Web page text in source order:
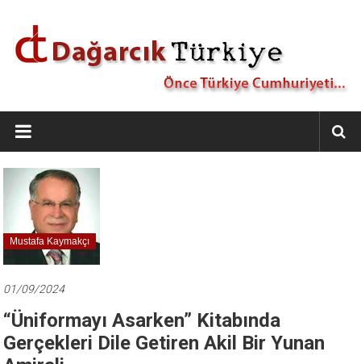
Dağarcık
Türkiye
Önce
Türkiye
Cumhuriyeti…
Mustafa Kaymakçı
01/09/2024
“Üniformayı Asarken” Kitabında
Gerçekleri Dile Getiren Akil Bir Yunan